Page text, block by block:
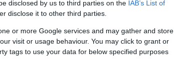
disclosed by us to third parties on the IAB’s List of
disclose it to other third parties.
or more Google services and may gather and store
visit or usage behaviour. You may click to grant or
tags to use your data for below specified purposes